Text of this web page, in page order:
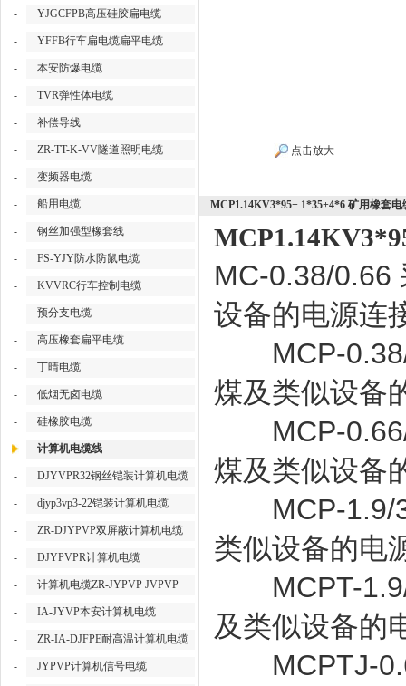
- YJGCFPB高压硅胶扁电缆
- YFFB行车扁电缆扁平电缆
- 本安防爆电缆
- TVR弹性体电缆
- 补偿导线
- ZR-TT-K-VV隧道照明电缆
- 变频器电缆
- 船用电缆
- 钢丝加强型橡套线
- FS-YJY防水防鼠电缆
- KVVRC行车控制电缆
- 预分支电缆
- 高压橡套扁平电缆
- 丁晴电缆
- 低烟无卤电缆
- 硅橡胶电缆
计算机电缆线
- DJYVPR32钢丝铠装计算机电缆
- djyp3vp3-22铠装计算机电缆
- ZR-DJYPVP双屏蔽计算机电缆
- DJYPVPR计算机电缆
- 计算机电缆ZR-JYPVP JVPVP
- IA-JYVP本安计算机电缆
- ZR-IA-DJFPE耐高温计算机电缆
- JYPVP计算机信号电缆
点击放大
MCP1.14KV3*95+ 1*35+4*6 矿用橡套电
MC-0.38/0.66
设备的电源连
MCP-0.38/
煤及类似设备
MCP-0.66/
煤及类似设备
MCP-1.9/
类似设备的电
MCPT-1.9/
及类似设备的
MCPTJ-